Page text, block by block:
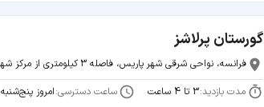
گورستان پرلاشز
فرانسه، نواحی شرقی شهر پاریس، فاصله 3 کیلومتری از مرکز شهر، خیابان 16 قوپو
مدت بازدید:3 تا 4 ساعت ساعت دسترسی:امروز پنج‌شنبه 08:00 صبح تا 18:00